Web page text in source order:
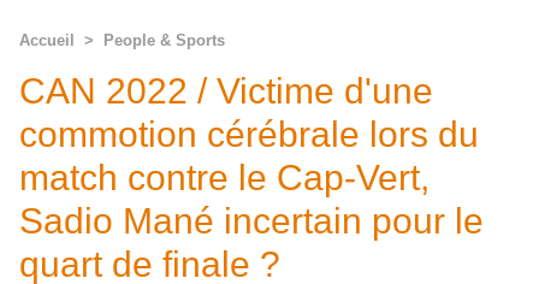
Accueil > People & Sports
CAN 2022 / Victime d'une
commotion cérébrale lors du
match contre le Cap-Vert,
Sadio Mané incertain pour le
quart de finale ?